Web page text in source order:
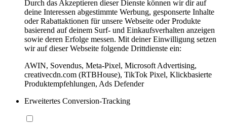
Durch das Akzeptieren dieser Dienste können wir dir auf
deine Interessen abgestimmte Werbung, gesponserte Inhalte
oder Rabattaktionen für unsere Webseite oder Produkte
basierend auf deinem Surf- und Einkaufsverhalten anzeigen
sowie deren Erfolge messen. Mit deiner Einwilligung setzen
wir auf dieser Webseite folgende Drittdienste ein:
AWIN, Sovendus, Meta-Pixel, Microsoft Advertising,
creativecdn.com (RTBHouse), TikTok Pixel, Klickbasierte
Produktempfehlungen, Ads Defender
Erweitertes Conversion-Tracking